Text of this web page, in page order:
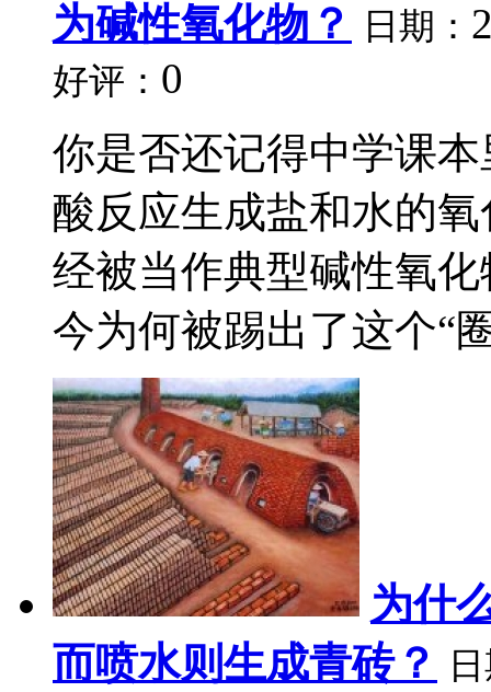
为碱性氧化物？ 日期：
好评： 0
你是否还记得中学课
酸反应生成盐和水的
经被当作典型碱性氧化
今为何被踢出了这个“
为什
而喷水则生成青砖？